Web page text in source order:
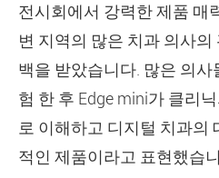
전시회에서 강력한 제품 매
변 지역의 많은 치과 의사의
백을 받았습니다. 많은 의
험 한 후 Edge mini가 클리
로 이해하고 디지털 치과의
적인 제품이라고 표현했습